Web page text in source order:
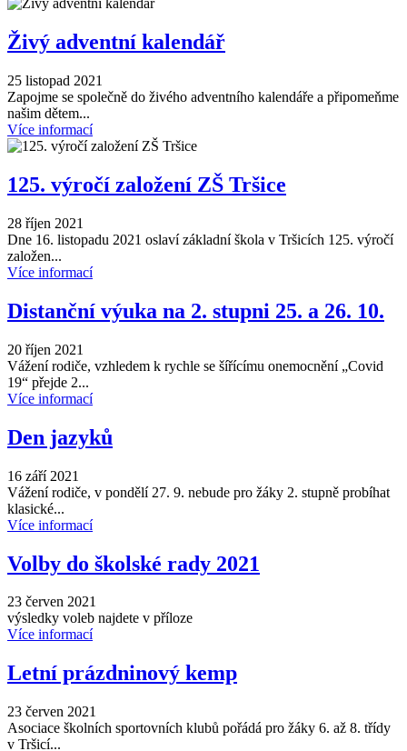
Živý adventní kalendář
25 listopad 2021
Zapojme se společně do živého adventního kalendáře a připomeňme
našim dětem...
Více informací
125. výročí založení ZŠ Tršice
28 říjen 2021
Dne 16. listopadu 2021 oslaví základní škola v Tršicích 125. výročí
založen...
Více informací
Distanční výuka na 2. stupni 25. a 26. 10.
20 říjen 2021
Vážení rodiče, vzhledem k rychle se šířícímu onemocnění „Covid
19“ přejde 2...
Více informací
Den jazyků
16 září 2021
Vážení rodiče, v pondělí 27. 9. nebude pro žáky 2. stupně probíhat
klasické...
Více informací
Volby do školské rady 2021
23 červen 2021
výsledky voleb najdete v příloze
Více informací
Letní prázdninový kemp
23 červen 2021
Asociace školních sportovních klubů pořádá pro žáky 6. až 8. třídy
v Tršicí...